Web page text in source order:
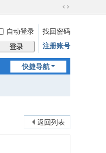
切
到
宽
版
自动登录
找回密码
登录 注册账号
快捷导航
返回列表